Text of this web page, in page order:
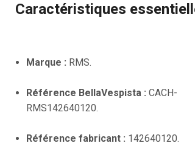
Caractéristiques
Marque : RMS.
Référence BellaVespista : CACH-
RMS142640120.
Référence fabricant : 142640120.